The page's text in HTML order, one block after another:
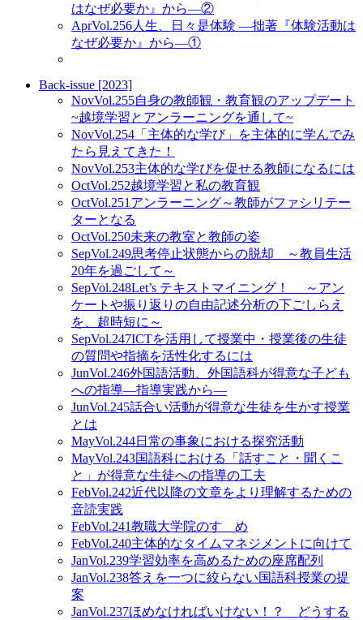
はなぜ必要か』から―②
AprVol.256人生、日々是体験 ―拙著『体験活動は
なぜ必要か』から―①
Back-issue [2023]
NovVol.255自身の教師観・教育観のアップデート
~越境学習とアンラーニングを通して~
NovVol.254 「主体的な学び」を主体的に学んでみ
たら見えてきた！
NovVol.253主体的な学びを促せる教師になるには
OctVol.252越境学習と私の教育観
OctVol.251 アンラーニング～教師がファシリテー
ターとなる
OctVol.250未来の教室と教師の姿
SepVol.249思考停止状態からの脱却 ～教員生活
20年を過ごして～
SepVol.248Let’s テキストマイニング！ ～アン
ケートや振り返りの自由記述分析の下ごしらえ
を、超時短に～
SepVol.247ICTを活用して授業中・授業後の生徒
の質問や指摘を活性化するには
JunVol.246外国語活動、外国語科が得意な子ども
への指導―指導実践から―
JunVol.245話合い活動が得意な生徒を生かす授業
とは
MayVol.244日常の事象における探究活動
MayVol.243国語科における「話すこと・聞くこ
と」が得意な生徒への指導の工夫
FebVol.242近代以降の文章をより理解するための
音読実践
FebVol.241教職大学院のすゝめ
FebVol.240主体的なタイムマネジメントに向けて
JanVol.239学習効率を高めるための座席配列
JanVol.238答えを一つに絞らない国語科授業の提
案
JanVol.237ほめなければいけない！？ どうする